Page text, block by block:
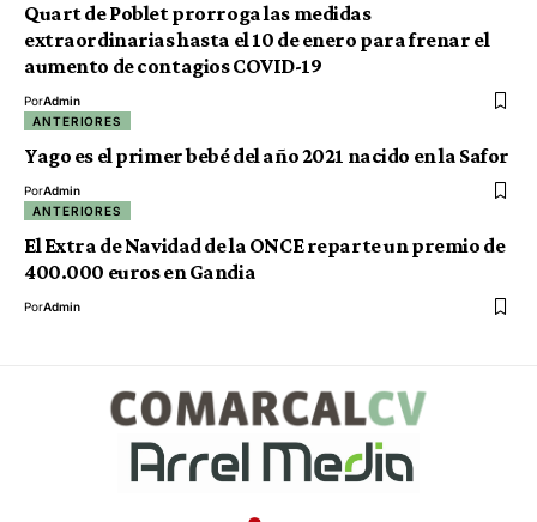
Quart de Poblet prorroga las medidas
extraordinarias hasta el 10 de enero para frenar el
aumento de contagios COVID-19
PorAdmin
ANTERIORES
Yago es el primer bebé del año 2021 nacido en la Safor
PorAdmin
ANTERIORES
El Extra de Navidad de la ONCE reparte un premio de
400.000 euros en Gandia
PorAdmin